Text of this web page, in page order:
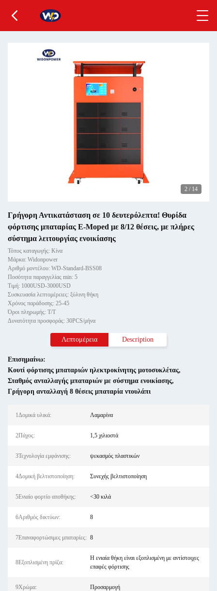
2 / 14
Γρήγορη Αντικατάσταση σε 10 δευτερόλεπτα! Θυρίδα
φόρτισης μπαταρίας E-Moped με 8/12 θέσεις, με πλήρες
σύστημα λειτουργίας ενοικίασης
Τόπος καταγωγής: Κίνα
Μάρκα: Widonpower
Αριθμό μοντέλου: WD-Standard-BSS08
Ποσότητα παραγγελίας min: 5
Τιμή: 1000USD-3000USD
Συσκευασία λεπτομέρειες: ξύλινη θήκη
Χρόνος παράδοσης: 25-45
Όροι πληρωμής: T/T
Δυνατότητα προσφοράς: 30PCS/μήνα
Λεπτομέρεια Description
Επισημαίνω:
Κουτί φόρτισης μπαταριών ηλεκτροκίνητης μοτοσυκλέτας,
Σταθμός ανταλλαγής μπαταριών με σύστημα ενοικίασης,
Γρήγορη ανταλλαγή 8 θέσεις μπαταρία ντουλάπι
1Δομικά υλικά: Λαμαρίνα
2Πάχος: 1,5 χιλιοστά
3Τεχνολογία εμφάνισης: ψεκασμός πλαστικών
4Δομική βελτιστοποίηση: Συνεχής βελτιστοποίηση
5Ενιαίο φορτίο αποθήκης: <30 κιλά
6Αριθμός δικτύων: 8
7Επαναφορτώσιμες μπαταρίες: 8
8Εξοπλισμένη πρίζα:
Η ενιαία θήκη είναι εξοπλισμένη με αντίστοιχες
επαφές φόρτισης
9Χρώμα: Προσαρμογή